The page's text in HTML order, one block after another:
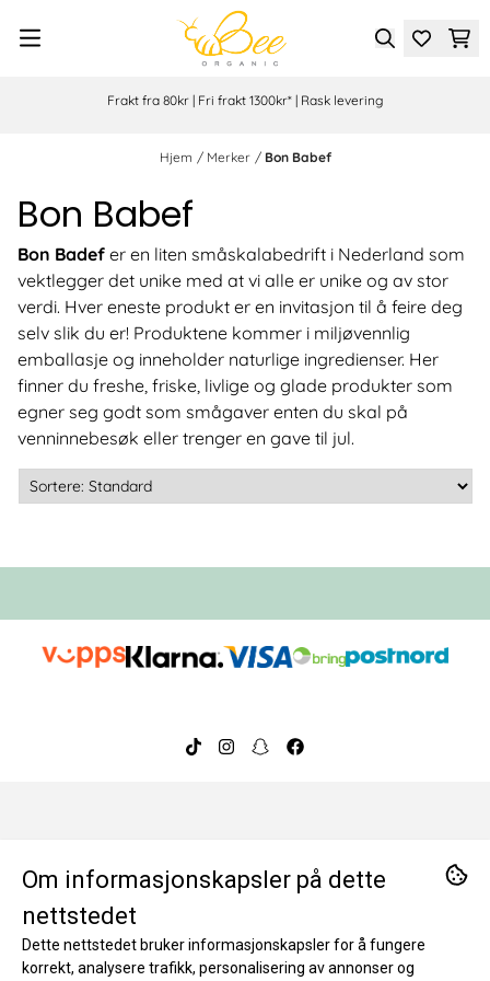
Frakt fra 80kr | Fri frakt 1300kr* | Rask levering
Hjem / Merker / Bon Babef
Bon Babef
Bon Badef er en liten småskalabedrift i Nederland som
vektlegger det unike med at vi alle er unike og av stor
verdi. Hver eneste produkt er en invitasjon til å feire deg
selv slik du er! Produktene kommer i miljøvennlig
emballasje og inneholder naturlige ingredienser. Her
finner du freshe, friske, livlige og glade produkter som
egner seg godt som smågaver enten du skal på
venninnebesøk eller trenger en gave til jul.
Om oss
BeeOrganic ble etablert i 2014 og har over ti års
erfaring med å tilby nøye utvalgte, trygge og
miljøvennlige produkter. I dag er vi en ledende
Kontakt oss
BeeOrganic AS
Hjelp
Om informasjonskapsler på dette
nettstedet
Dette nettstedet bruker informasjonskapsler for å fungere
korrekt, analysere trafikk, personalisering av annonser og